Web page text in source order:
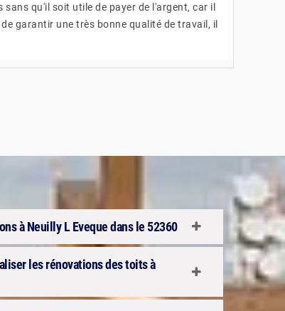
qu'il soit utile de payer de l'argent, car il
garantir une très bonne qualité de travail, il
à Neuilly L Eveque dans le 52360
les rénovations des toits à